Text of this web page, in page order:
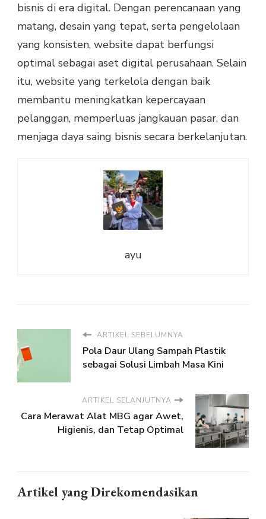
bisnis di era digital. Dengan perencanaan yang
matang, desain yang tepat, serta pengelolaan
yang konsisten, website dapat berfungsi
optimal sebagai aset digital perusahaan. Selain
itu, website yang terkelola dengan baik
membantu meningkatkan kepercayaan
pelanggan, memperluas jangkauan pasar, dan
menjaga daya saing bisnis secara berkelanjutan.
ayu
ARTIKEL SEBELUMNYA
Pola Daur Ulang Sampah Plastik
sebagai Solusi Limbah Masa Kini
ARTIKEL SELANJUTNYA
Cara Merawat Alat MBG agar Awet,
Higienis, dan Tetap Optimal
Artikel yang Direkomendasikan